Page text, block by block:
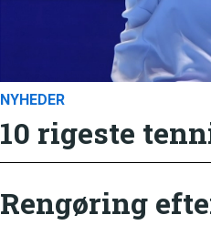
NYHEDER
10 rigeste
Rengøring